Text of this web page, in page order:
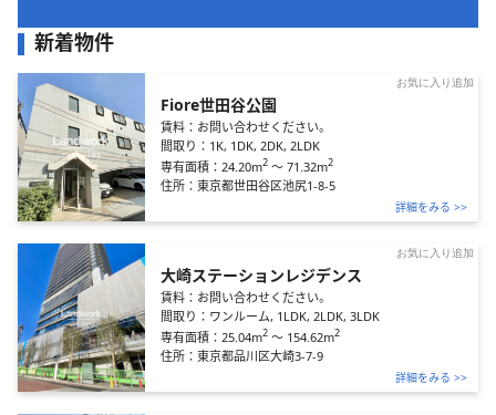
新着物件
お気に入り追加
Fiore世田谷公園
賃料： お問い合わせください。
間取り： 1K, 1DK, 2DK, 2LDK
専有面積：24.20m2 ～ 71.32m2
住所：東京都世田谷区池尻1-8-5
詳細をみる >>
お気に入り追加
大崎ステーションレジデンス
賃料： お問い合わせください。
間取り： ワンルーム, 1LDK, 2LDK, 3LDK
専有面積：25.04m2 ～ 154.62m2
住所：東京都品川区大崎3-7-9
詳細をみる >>